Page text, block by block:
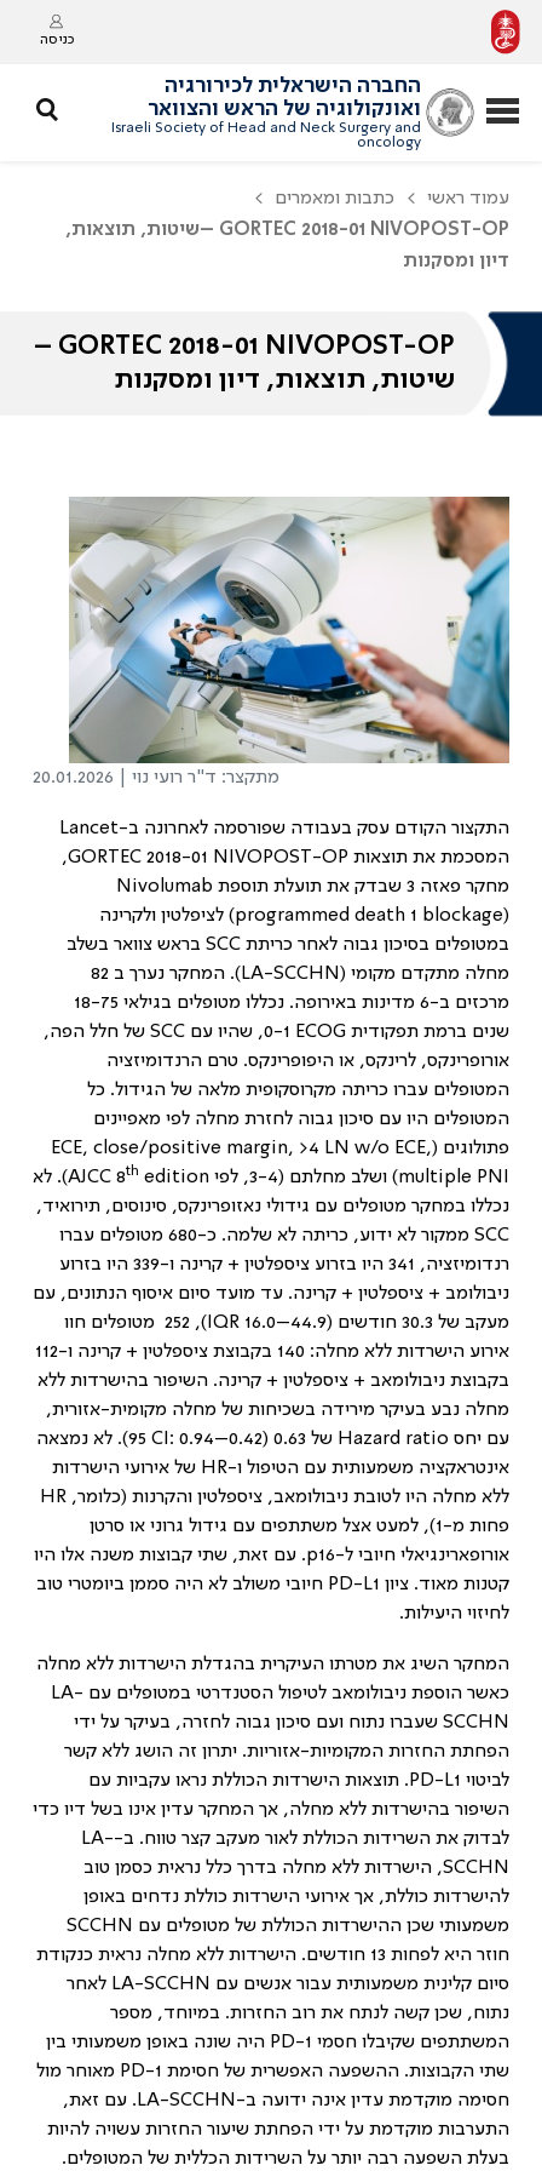
כניסה
החברה הישראלית לכירורגיה
ואונקולוגיה של הראש והצוואר
Israeli Society of Head and Neck Surgery and
oncology
עמוד ראשי
כתבות ומאמרים
GORTEC 2018-01 NIVOPOST-OP –שיטות, תוצאות,
דיון ומסקנות
GORTEC 2018-01 NIVOPOST-OP –
שיטות, תוצאות, דיון ומסקנות
20.01.2026 | מתקצר: ד"ר רועי נוי
התקצור הקודם עסק בעבודה שפורסמה לאחרונה ב-Lancet
המסכמת את תוצאות GORTEC 2018-01 NIVOPOST-OP
,
מחקר פאזה 3 שבדק את תועלת תוספת
Nivolumab
(programmed death 1 blockage) לציפלטין ולקרינה
במטופלים בסיכון גבוה לאחר כריתת SCC בראש צוואר בשלב
מחלה מתקדם מקומי ( LA-SCCHN
). המחקר נערך ב 82
מרכזים ב-6 מדינות באירופה. נכללו מטופלים בגילאי 18-75
שנים ברמת תפקודית ECOG
SCC של חלל הפה,
אורופרינקס, לרינקס, או היפופרינקס. טרם הרנדומיזציה
המטופלים עברו כריתה מקרוסקופית מלאה של הגידול. כל
המטופלים היו עם סיכון גבוה לחזרת מחלה לפי מאפיינים
פתולוגים (ECE, close/positive margin, >4 LN w/o ECE,
multiple PNI) ושלב מחלתם (3-4, לפי AJCC 8th edition
). לא
נכללו במחקר מטופלים עם גידולי נאזופרינקס, סינוסים, תירואיד,
SCC
ממקור לא ידוע, כריתה לא שלמה. כ-680 מטופלים עברו
רנדומיזציה, 341 היו בזרוע ציספלטין + קרינה ו-339 היו בזרוע
ניבולומב + ציספלטין + קרינה. עד מועד סיום איסוף הנתונים, עם
מעקב של 30.3 חודשים
(IQR 16.0–44.9)
, 252 מטופלים חוו
אירוע הישרדות ללא מחלה: 140 בקבוצת ציספלטין + קרינה ו-112
בקבוצת ניבולומאב + ציספלטין + קרינה. השיפור בהישרדות ללא
מחלה נבע בעיקר מירידה בשכיחות של מחלה מקומית-אזורית,
עם יחס Hazard ratio של 0.63 (0.42–0.94 95 CI:). לא נמצאה
אינטראקציה משמעותית עם הטיפול ו-HR של אירועי הישרדות
ללא מחלה היו לטובת ניבולומאב, ציספלטין והקרנות (כלומר, HR
פחות מ-1), למעט אצל משתתפים עם גידול גרוני או סרטן
אורופארינגיאלי חיובי ל-p16. עם זאת, שתי קבוצות משנה אלו היו
קטנות מאוד. ציון PD-L1 חיובי משולב לא היה סממן ביומטרי טוב
לחיזוי היעילות.
המחקר השיג את מטרתו העיקרית בהגדלת הישרדות ללא מחלה
כאשר הוספת ניבולומאב לטיפול הסטנדרטי במטופלים עם LA-
SCCHN שעברו נתוח ועם סיכון גבוה לחזרה, בעיקר על ידי
הפחתת החזרות המקומיות-אזוריות. יתרון זה הושג ללא קשר
לביטוי PD-L1 . תוצאות הישרדות הכוללת נראו עקביות עם
השיפור בהישרדות ללא מחלה, אך המחקר עדין אינו בשל דיו כדי
לבדוק את השרידות הכוללת לאור מעקב קצר טווח. ב-LA-
SCCHN, הישרדות ללא מחלה בדרך כלל נראית כסמן טוב
להישרדות כוללת, אך אירועי הישרדות כוללת נדחים באופן
משמעותי שכן ההישרדות הכוללת של מטופלים עם SCCHN
חוזר היא לפחות 13 חודשים. הישרדות ללא מחלה נראית כנקודת
סיום קלינית משמעותית עבור אנשים עם LA-SCCHN לאחר
נתוח, שכן קשה לנתח את רוב החזרות. במיוחד, מספר
המשתתפים שקיבלו חסמי PD-1 היה שונה באופן משמעותי בין
שתי הקבוצות. ההשפעה האפשרית של חסימת PD-1 מאוחר מול
חסימה מוקדמת עדין אינה ידועה ב- LA-SCCHN . עם זאת,
התערבות מוקדמת על ידי הפחתת שיעור החזרות עשויה להיות
בעלת השפעה רבה יותר על השרידות הכללית של המטופלים.